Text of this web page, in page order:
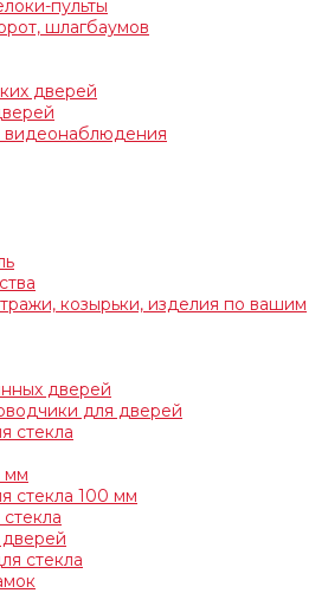
пульты
шлагбаумов
дверей
видеонаблюдения
козырьки, изделия по вашим
дверей
для дверей
стекла
мм
стекла 100 мм
стекла